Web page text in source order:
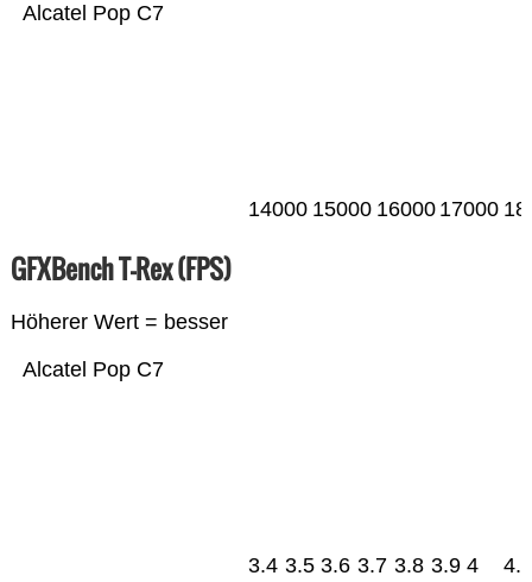
Alcatel Pop C7
14000 15000 16000 17000
GFXBench T-Rex (FPS)
Höherer Wert = besser
Alcatel Pop C7
3.4 3.5 3.6 3.7 3.8 3.9 4 4.1